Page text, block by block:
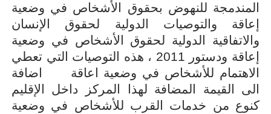
المندمجة للنهوض بحقوق الأشخاص في وضعية
إعاقة والتوصيات الدولية لحقوق الإنسان
والاتفاقية الدولية لحقوق الأشخاص في وضعية
إعاقة ودستور 2011 ، هذه التوصيات التي تعطي
الاهتمام للأشخاص في وضعية اعاقة
اضافة
الى القيمة المضافة لهذا المركز داخل الإقليم
كنوع من خدمات القرب للأشخاص في وضعية